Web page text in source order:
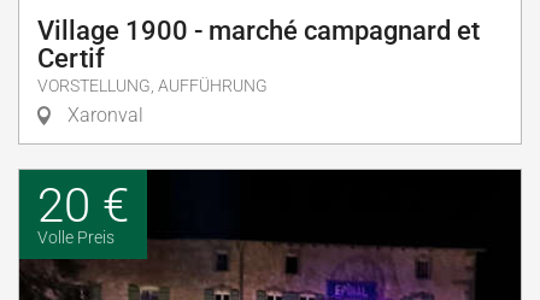
Village 1900 - marché campagnard et
Certif
VORSTELLUNG, AUFFÜHRUNG
Xaronval
20 €
Volle Preis